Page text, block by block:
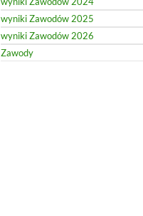
wyniki Zawodów 2025
wyniki Zawodów 2026
Zawody